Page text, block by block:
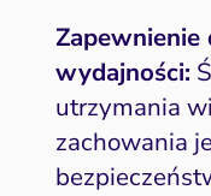
Zapewnienie
wydajności:
utrzymania
zachowania